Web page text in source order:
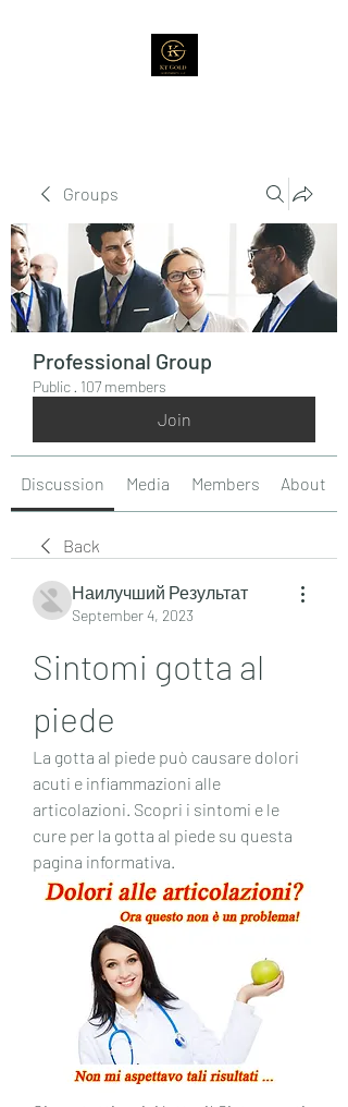
Groups
Professional Group
Public · 107 members
Join
Discussion Media Members About
Back
Наилучший Результат
September 4, 2023
Sintomi gotta al
piede
La gotta al piede può causare dolori
acuti e infiammazioni alle
articolazioni. Scopri i sintomi e le
cure per la gotta al piede su questa
pagina informativa.